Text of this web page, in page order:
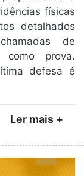
físicas
detalhados
de
como prova.
defesa é
Ler mais +